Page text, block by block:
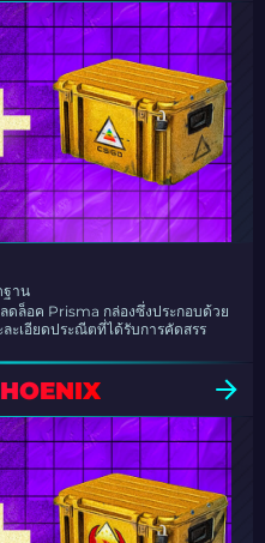
ฐาน
ล็อค Prisma กล่องซึ่งประกอบด้วย
ะเอียดประณีตที่ได้รับการคัดสรร